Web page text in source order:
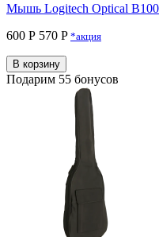
Мышь Logitech Optical
600 Р 570 P *акция
В корзину
Подарим 55 бонусов